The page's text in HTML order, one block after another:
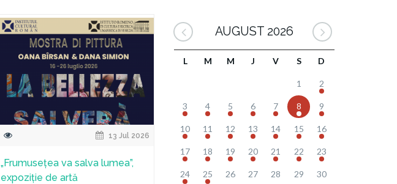
13 Jul 2026
„Frumusețea va salva lumea”,
expoziție de artă
AUGUST 2026
L M M J V S D
1 2
3 4 5 6 7 8 9
10 11 12 13 14 15 16
17 18 19 20 21 22 23
24 25 26 27 28 29 30